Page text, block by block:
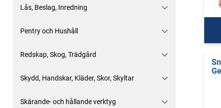
Lås, Beslag, Inredning
Pentry och Hushåll
Redskap, Skog, Trädgård
Skydd, Handskar, Kläder, Skor, Skyltar
Skärande- och hållande verktyg